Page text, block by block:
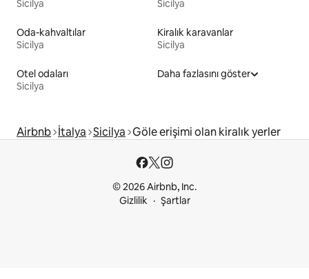
Sicilya Sicilya
Oda-kahvaltılar
Sicilya
Kiralık karavanlar
Sicilya
Otel odaları
Sicilya
Daha fazlasını göster
Airbnb İtalya Sicilya Göle erişimi olan kiralık yerler
© 2026 Airbnb, Inc.
Gizlilik
Şartlar